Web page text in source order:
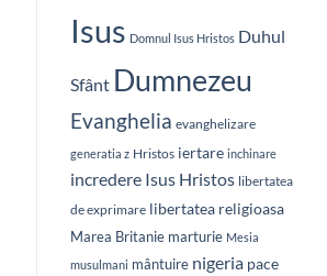
Isus Domnul Isus Hristos Duhul
Sfânt Dumnezeu
Evanghelia evanghelizare
generatia z Hristos iertare inchinare
incredere Isus Hristos libertatea
de exprimare libertatea religioasa
Marea Britanie marturie Mesia
musulmani mântuire nigeria pace